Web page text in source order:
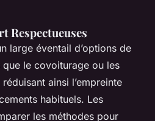
Respectueuses
large éventail d’options de
que le covoiturage ou les
ainsi l’empreinte
habituels. Les
les méthodes pour